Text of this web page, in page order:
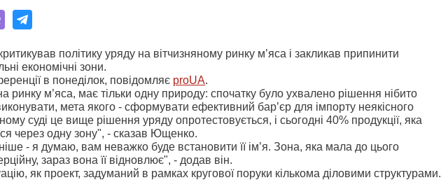
політику уряду на вітчизняному ринку м’яса і закликав припинити
економічні зони.
в понеділок, повідомляє proUA.
ринку м’яса, має тільки одну природу: спочатку було ухвалено рішення нібито
мета якого - сформувати ефективний бар’єр для імпорту неякісного
суді це вище рішення уряду опротестовується, і сьогодні 40% продукції, яка
через одну зону", - сказав Ющенко.
- я думаю, вам неважко буде встановити її ім’я. Зона, яка мала до цього
зараз вона її відновлює", - додав він.
як проект, задуманий в рамках кругової поруки кількома діловими структурами.